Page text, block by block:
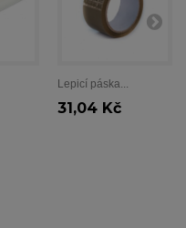
Lepicí páska...
31,04 Kč